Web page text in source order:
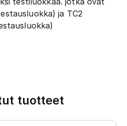
ja TC2
tuotteet